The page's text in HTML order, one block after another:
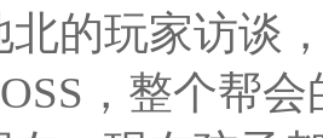
北的玩家访谈
，整个帮